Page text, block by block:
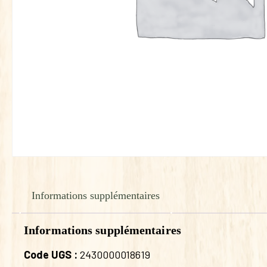
Informations supplémentaires
Informations supplémentaires
Code UGS : 2430000018619